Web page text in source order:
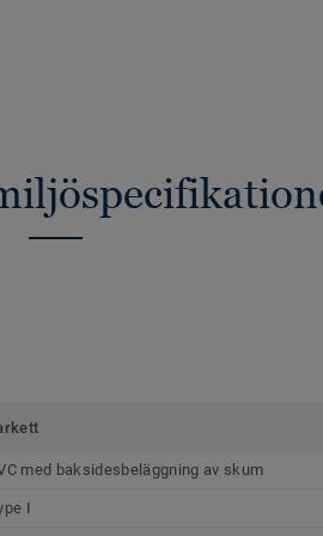
med baksidesbeläggning av skum
I